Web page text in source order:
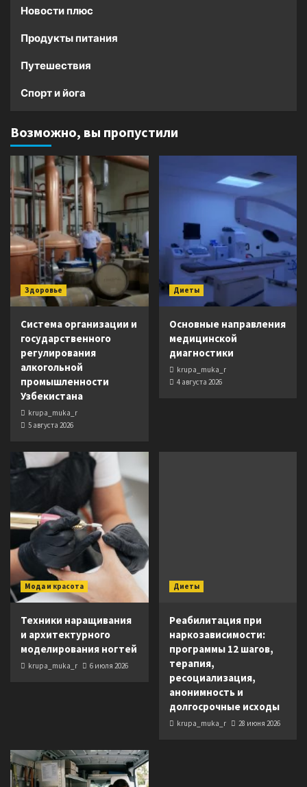
Новости плюс
Продукты питания
Путешествия
Спорт и йога
Возможно, вы пропустили
Здоровье
Система организации и
государственного
регулирования
алкогольной
промышленности
Узбекистана
krupa_muka_r
5 августа 2026
Диеты
Основные направления
медицинской
диагностики
krupa_muka_r
4 августа 2026
Мода и красота
Техники наращивания
и архитектурного
моделирования ногтей
krupa_muka_r 6 июля 2026
Диеты
Реабилитация при
наркозависимости:
программы 12 шагов,
терапия,
ресоциализация,
анонимность и
долгосрочные исходы
krupa_muka_r 28 июня 2026